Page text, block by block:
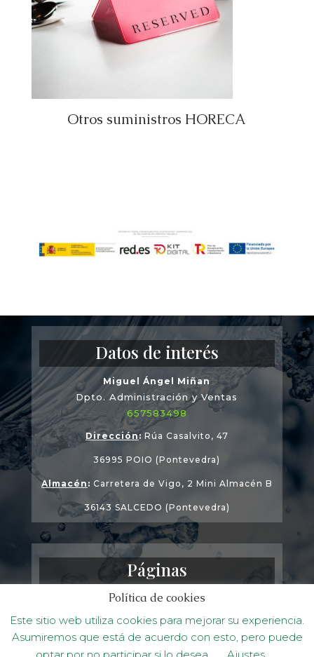
Otros suministros HORECA
Datos de interés
Miguel Ángel Miñan
Dpto. Administración y Ventas
657583498
Dirección:Rúa Casalvito, 47
36995 POIO (Pontevedra)
Almacén : Carretera de Vigo, 2 Mini Almacén B
36143 SALCEDO (Pontevedra)
Páginas
Política de privacidad
Política de cookies
Accesibilidad
Política de cookies
Este sitio web utiliza cookies para mejorar su experiencia.
Asumiremos que está de acuerdo con esto, pero puede